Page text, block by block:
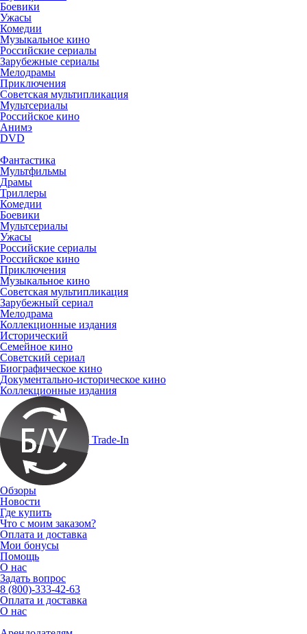
Боевики
Ужасы
Комедии
Музыкальное кино
Российские сериалы
Зарубежные сериалы
Мелодрамы
Приключения
Советская мультипликация
Мультсериалы
Российское кино
Анимэ
DVD
Фантастика
Мультфильмы
Драмы
Триллеры
Комедии
Боевики
Мультсериалы
Ужасы
Российские сериалы
Российское кино
Приключения
Музыкальное кино
Советская мультипликация
Зарубежный сериал
Мелодрама
Коллекционные издания
Исторический
Семейное кино
Советский сериал
Биографическое кино
Документально-историческое кино
Коллекционные издания
Trade-In
Обзоры
Новости
Где купить
Что с моим заказом?
Оплата и доставка
Мои бонусы
Помощь
О нас
Задать вопрос
8 (800)-333-42-63
Оплата и доставка
О нас